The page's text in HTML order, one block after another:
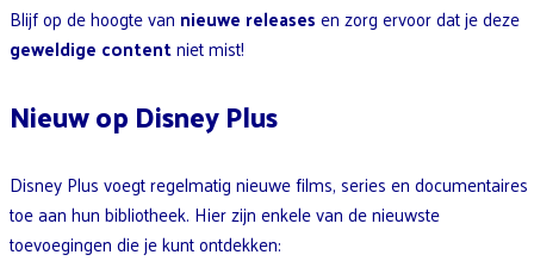
Blijf op de hoogte van nieuwe releasesen zorg ervoor dat je deze
geweldige contentniet mist!
Nieuw op Disney Plus
Disney Plus voegt regelmatig nieuwe films, series en documentaires
toe aan hun bibliotheek. Hier zijn enkele van de nieuwste
toevoegingen die je kunt ontdekken: